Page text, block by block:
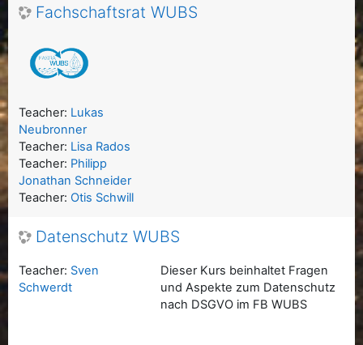
Fachschaftsrat WUBS
Teacher: Lukas
Neubronner
Teacher: Lisa Rados
Teacher: Philipp
Jonathan Schneider
Teacher: Otis Schwill
Datenschutz WUBS
Dieser Kurs beinhaltet Fragen
und Aspekte zum Datenschutz
nach DSGVO im FB WUBS
Teacher: Sven
Schwerdt